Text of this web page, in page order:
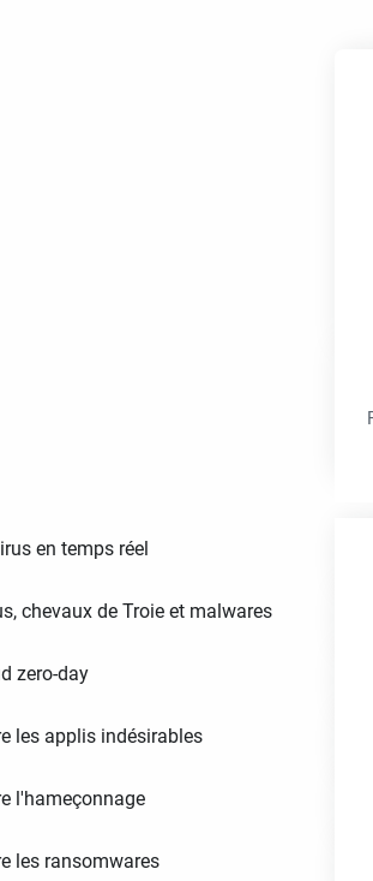
en temps réel
chevaux de Troie et malwares
zero-day
les applis indésirables
l'hameçonnage
les ransomwares